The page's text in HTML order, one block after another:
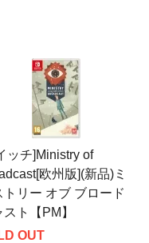
ッチ]Ministry of
欧州版](新品)ミ
トリー オブ ブロード
スト【PM】
OUT